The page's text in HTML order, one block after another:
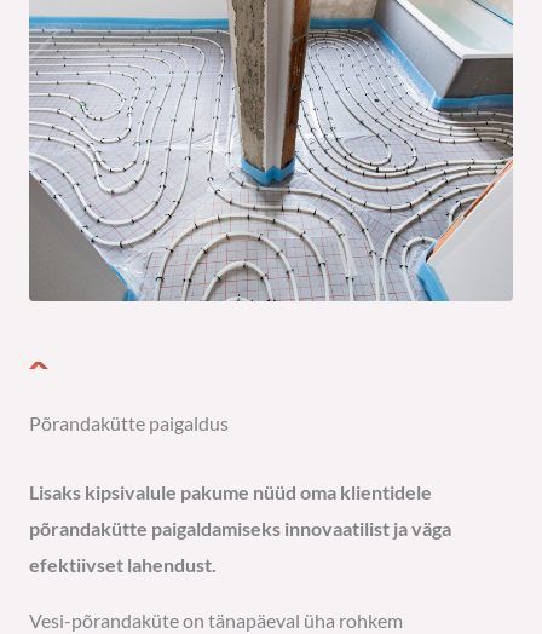
Põrandakütte paigaldus
Lisaks kipsivalule pakume nüüd oma klientidele
põrandakütte paigaldamiseks innovaatilist ja väga
efektiivset lahendust.
Vesi-põrandaküte on tänapäeval üha rohkem